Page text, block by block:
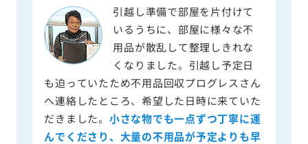
引越し準備で部屋を片付けて
いるうちに、部屋に様々な不
用品が散乱して整理しきれな
くなりました。引越し予定日
も迫っていたため不用品回収プログレスさん
へ連絡したところ、希望した日時に来ていた
だきました。 小さな物でも一点ずつ丁寧に運
んでくださり、大量の不用品が予定よりも早